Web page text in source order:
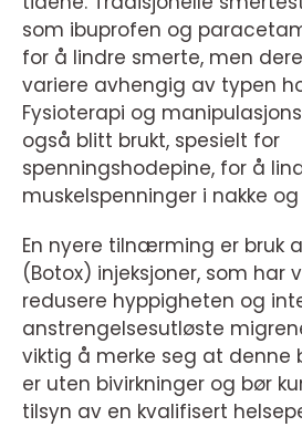
som ibuprofen og
for å lindre smerte, men
variere avhengig av typen
Fysioterapi og
også blitt brukt, spesielt for
spenningshodepine, for å
muskelspenninger i nakke og
En nyere tilnærming er bruk
(Botox) injeksjoner, som har
redusere hyppigheten og
anstrengelsesutløste
viktig å merke seg at denne
er uten bivirkninger og bør
tilsyn av en kvalifisert